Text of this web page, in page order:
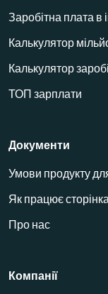
Заробітна плата в
Калькулятор
Калькулятор
ТОП зарплати
Документи
Умови продукту
Як працює
Про нас
Компанії